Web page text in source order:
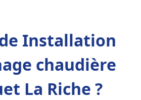
Installation
chaudière
La Riche ?